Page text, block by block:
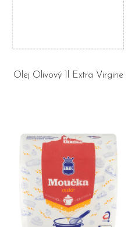
Olej Olivový 1l Extra Virgine